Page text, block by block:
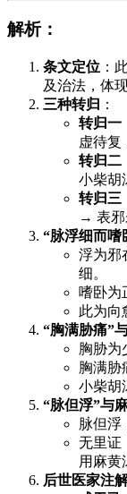
解析：
条文定位 ：
及治法，体
三种转归 ：
转归一
虚待复
转归二
小柴胡
转归三
→ 表邪
“脉浮细而嗜
浮为邪
细。
嗜卧为
此为向
“胸满胁痛”
胸胁为
胸满胁
小柴胡
“脉但浮”与
脉但浮
无里证
用麻黄
后世医家注